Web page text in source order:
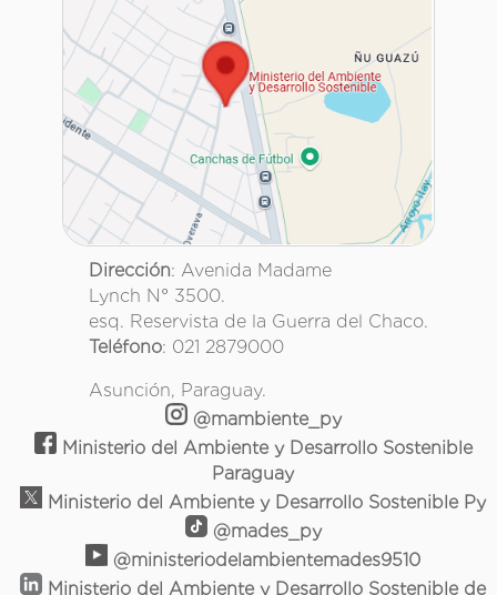
Dirección: Avenida Madame
Lynch N° 3500.
esq. Reservista de la Guerra del Chaco.
Teléfono: 021 2879000
Asunción, Paraguay.
@mambiente_py
Ministerio del Ambiente y Desarrollo Sostenible
Paraguay
Ministerio del Ambiente y Desarrollo Sostenible Py
@mades_py
@ministeriodelambientemades9510
Ministerio del Ambiente y Desarrollo Sostenible de